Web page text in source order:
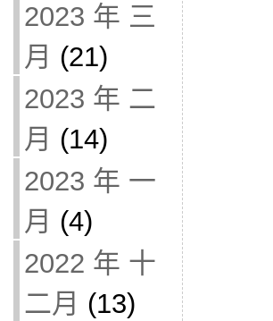
2023 年 三
月 (21)
2023 年 二
月 (14)
2023 年 一
月 (4)
2022 年 十
二月 (13)